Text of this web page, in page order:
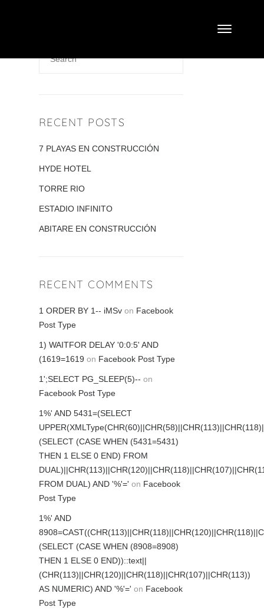
RECENT POSTS
7 PLAYAS EN CONSTRUCCIÓN
HYDE HOTEL
TORRE RIO
ESTADIO INFINITO
ABITARE EN CONSTRUCCIÓN
RECENT COMMENTS
1 ORDER BY 1-- iMSv on Facebook
Post Type
1) WAITFOR DELAY '0:0:5' AND
(1619=1619 on Facebook Post Type
1';SELECT PG_SLEEP(5)-- on
Facebook Post Type
1%' AND 5431=(SELECT
(SELECT (CASE WHEN (5431=5431)
THEN 1 ELSE 0 END) FROM
FROM DUAL) AND '%'=' on Facebook
Post Type
1%' AND
(SELECT (CASE WHEN (8908=8908)
THEN 1 ELSE 0 END))::text||
(CHR(113)||CHR(120)||CHR(118)||CHR(107)||CHR(113))
AS NUMERIC) AND '%'=' on Facebook
Post Type